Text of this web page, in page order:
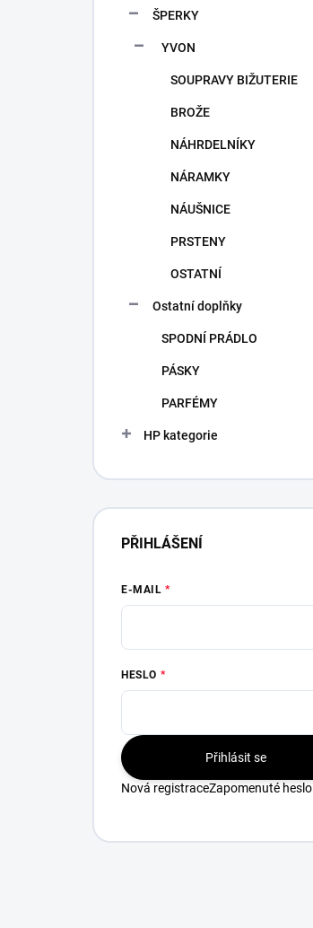
ŠPERKY
YVON
SOUPRAVY BIŽUTERIE
BROŽE
NÁHRDELNÍKY
NÁRAMKY
NÁUŠNICE
PRSTENY
OSTATNÍ
Ostatní doplňky
SPODNÍ PRÁDLO
PÁSKY
PARFÉMY
HP kategorie
PŘIHLÁŠENÍ
E-MAIL
HESLO
Přihlásit se
Nová registraceZapomenuté heslo